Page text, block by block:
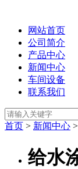
网站首页
公司简介
产品中心
新闻中心
车间设备
联系我们
首页 > 新闻中心 >
给水